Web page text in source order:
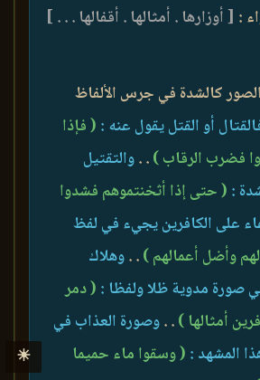
: [ أوزارها . أمثالها . أقفالها . . . ]
كالشدة في جرس الألفاظ
أو القتل يقول عنه : ( فإذا
فضرب الرقاب ). .والتقتيل
: ( حتى إذا أثخنتموهم فشدوا
على الكافرين يجيء في لفظ
وأضل أعمالهم ). .وهلاك
صورة مدوية ظلا ولفظا : ( دمر
أمثالها ). .وصورة العذاب في
المشهد : ( وسقوا ماء حميما
☀